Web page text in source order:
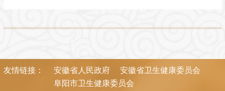
友情链接： 安徽省人民政府
安徽省卫生健康委员会
阜阳市卫生健康委员会